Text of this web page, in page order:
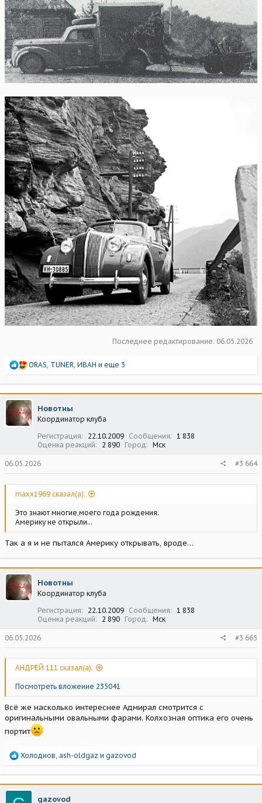
Последнее редактирование: 06.05.2026
Р
а
к
ц
и
и
ORAS, TUNER, ИВАН и еще 3
Новотны
Координатор клуба
Регистрация
22.10.2009 Сообщения
1 838
Оценка реакций
2 890 Город Мск
06.05.2026 #3 664
maxx1969 сказал(а):
Это знают многие,моего года рождения.
Америку не открыли...
Так а я и не пытался Америку открывать, вроде…
Новотны
Координатор клуба
Регистрация
22.10.2009 Сообщения
1 838
Оценка реакций
2 890 Город Мск
06.05.2026 #3 665
АНДРЕЙ 111 сказал(а):
Посмотреть вложение 235041
Всё же насколько интереснее Адмирал смотрится с
оригинальными овальными фарами. Колхозная оптика его очень
портит
Р
а
к
ц
Холоднов, ash-oldgaz и gazovod
gazovod